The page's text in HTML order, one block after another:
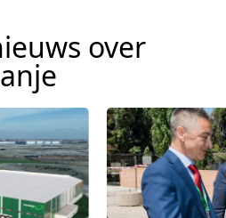
over